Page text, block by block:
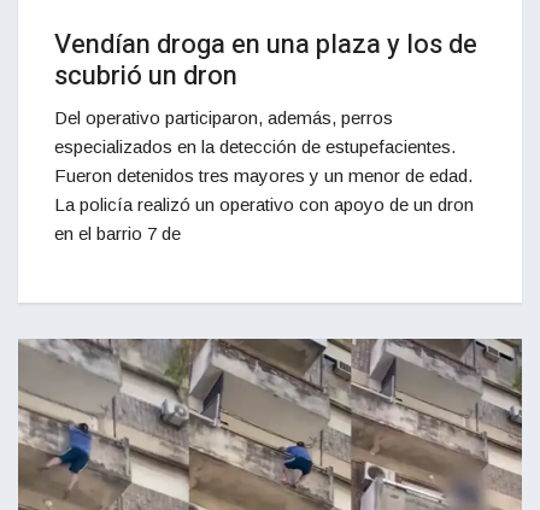
Vendían droga en una plaza y los de
scubrió un dron
Del operativo participaron, además, perros
especializados en la detección de estupefacientes.
Fueron detenidos tres mayores y un menor de edad.
La policía realizó un operativo con apoyo de un dron
en el barrio 7 de